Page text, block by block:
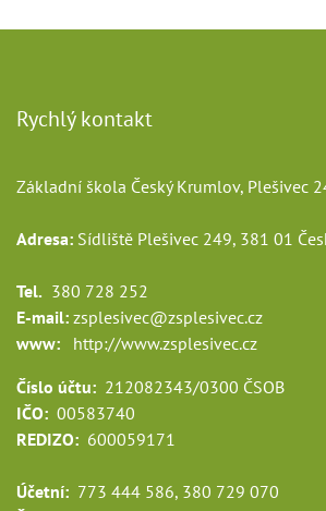
Rychlý kontakt
Základní škola Český Krumlov, Plešivec
Adresa: Sídliště Plešivec 249, 381 01
Tel. 380 728 252
E-mail: zsplesivec@zsplesivec.cz
www: http://www.zsplesivec.cz
Číslo účtu: 212082343/0300 ČSOB
IČO: 00583740
REDIZO: 600059171
Účetní: 773 444 586, 380 729 070